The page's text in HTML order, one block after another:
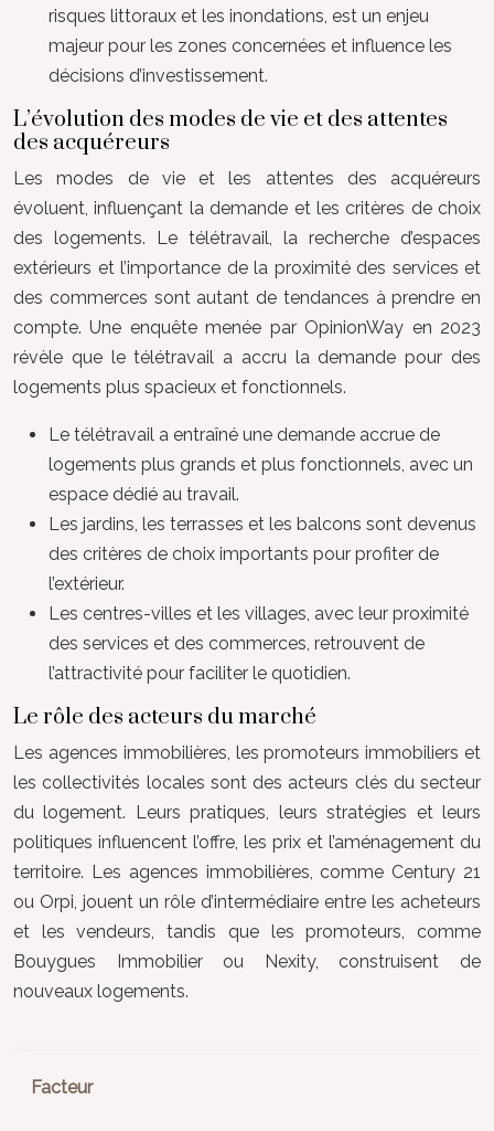
risques littoraux et les inondations, est un enjeu
majeur pour les zones concernées et influence les
décisions d’investissement.
L’évolution des modes de vie et des attentes
des acquéreurs
Les modes de vie et les attentes des acquéreurs
évoluent, influençant la demande et les critères de choix
des logements. Le télétravail, la recherche d’espaces
extérieurs et l’importance de la proximité des services et
des commerces sont autant de tendances à prendre en
compte. Une enquête menée par OpinionWay en 2023
révèle que le télétravail a accru la demande pour des
logements plus spacieux et fonctionnels.
Le télétravail a entraîné une demande accrue de
logements plus grands et plus fonctionnels, avec un
espace dédié au travail.
Les jardins, les terrasses et les balcons sont devenus
des critères de choix importants pour profiter de
l’extérieur.
Les centres-villes et les villages, avec leur proximité
des services et des commerces, retrouvent de
l’attractivité pour faciliter le quotidien.
Le rôle des acteurs du marché
Les agences immobilières, les promoteurs immobiliers et
les collectivités locales sont des acteurs clés du secteur
du logement. Leurs pratiques, leurs stratégies et leurs
politiques influencent l’offre, les prix et l’aménagement du
territoire. Les agences immobilières, comme Century 21
ou Orpi, jouent un rôle d’intermédiaire entre les acheteurs
et les vendeurs, tandis que les promoteurs, comme
Bouygues Immobilier ou Nexity, construisent de
nouveaux logements.
Facteur